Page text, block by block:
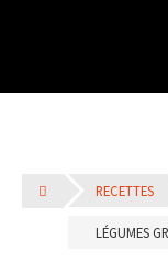
RECETTES
LÉGUMES